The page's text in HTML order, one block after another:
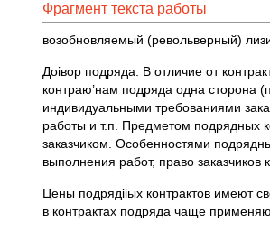
Фрагмент текста работы
возобновляемый (револьверный)
Доiвор подряда. В отличие от
контраю’нам подряда одна сторона
индивидуальными требованиями
работы и т.п. Предметом подрядных
заказчиком. Особенностями
выполнения работ, право заказчиков
Цены подрядiiых контрактов имеют
в контрактах подряда чаще